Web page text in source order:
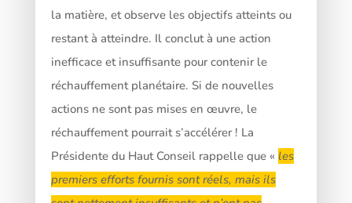
la matière, et observe les objectifs atteints ou
restant à atteindre. Il conclut à une action
inefficace et insuffisante pour contenir le
réchauffement planétaire. Si de nouvelles
actions ne sont pas mises en œuvre, le
réchauffement pourrait s’accélérer ! La
Présidente du Haut Conseil rappelle que « les
premiers efforts fournis sont réels, mais ils